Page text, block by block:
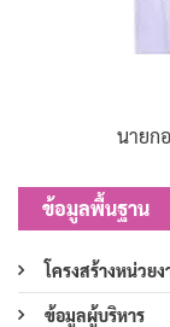
นายก
ข้อมูลพื้นฐาน
โครงสร้างหน่วยง
ข้อมูลผู้บริหาร